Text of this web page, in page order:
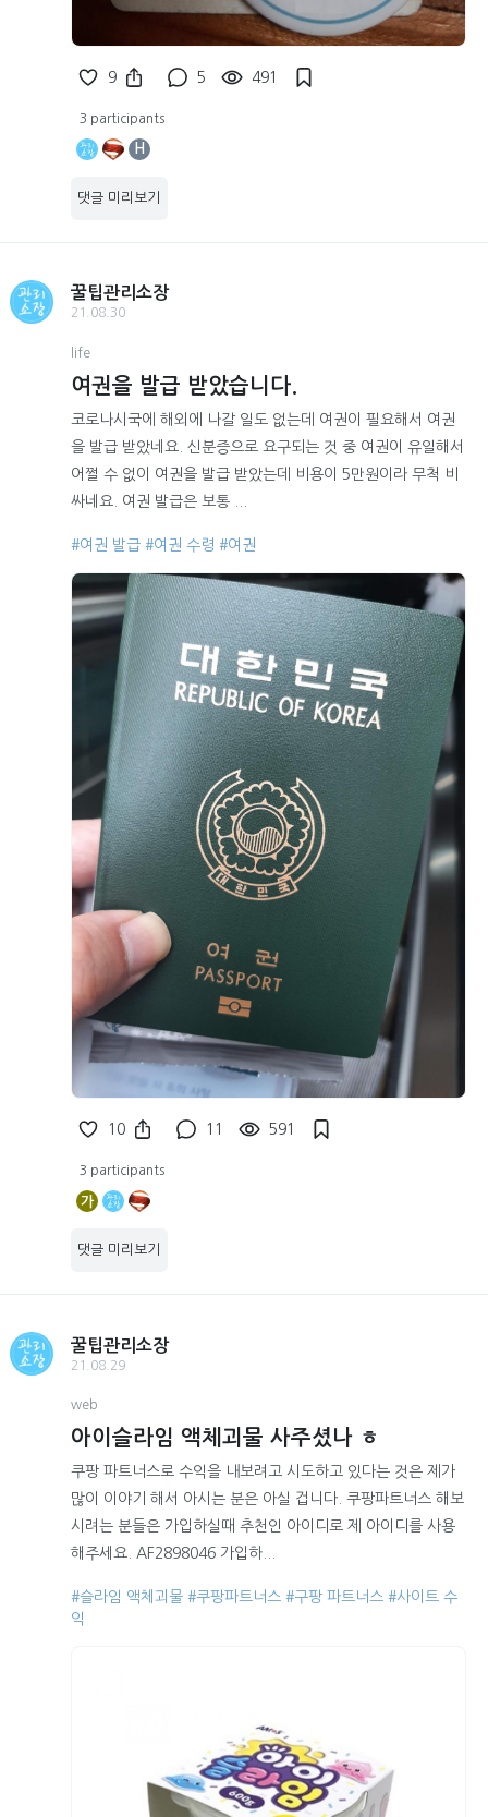
9 5 491
3 participants
H
댓글 미리보기
꿀팁관리소장
21.08.30
life
여권을 발급 받았습니다.
코로나시국에 해외에 나갈 일도 없는데 여권이 필요해서 여권
을 발급 받았네요. 신분증으로 요구되는 것 중 여권이 유일해서
어쩔 수 없이 여권을 발급 받았는데 비용이 5만원이라 무척 비
싸네요. 여권 발급은 보통 ...
#여권 발급 #여권 수령 #여권
10 11 591
3 participants
가
댓글 미리보기
꿀팁관리소장
21.08.29
web
아이슬라임 액체괴물 사주셨나 ㅎ
쿠팡 파트너스로 수익을 내보려고 시도하고 있다는 것은 제가
많이 이야기 해서 아시는 분은 아실 겁니다. 쿠팡파트너스 해보
시려는 분들은 가입하실때 추천인 아이디로 제 아이디를 사용
해주세요. AF2898046 가입하...
#슬라임 액체괴물 #쿠팡파트너스 #구팡 파트너스 #사이트 수
익